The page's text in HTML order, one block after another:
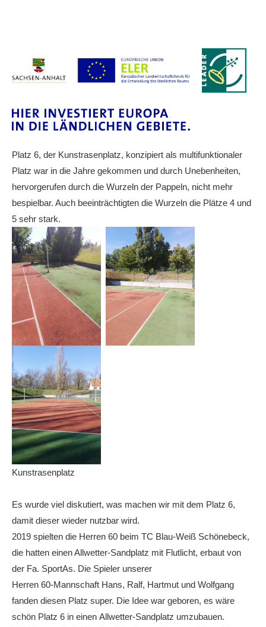
MANNSCHAFTEN
Punktspiele Wintersaison 2025/2026
TRAINING
Trainingszeiten
Trainer
Platz buchen
Kinder- und Jugendtraining
EVENTS & TURNIERE
Anhalt Open Senioren
4-Städte-Turnier
Unternehmer-Cup 2026
5. Kreismeisterschaften Anhalt Bitterfeld Kinder und
Jugend 2026
Vereinsturniere 2026
Platz 6, der Kunstrasenplatz, konzipiert als multifunktionaler
Platz war in die Jahre gekommen und durch Unebenheiten,
hervorgerufen durch die Wurzeln der Pappeln, nicht mehr
bespielbar. Auch beeinträchtigten die Wurzeln die Plätze 4 und
5 sehr stark.
Kunstrasenplatz
Es wurde viel diskutiert, was machen wir mit dem Platz 6,
damit dieser wieder nutzbar wird.
2019 spielten die Herren 60 beim TC Blau-Weiß Schönebeck,
die hatten einen Allwetter-Sandplatz mit Flutlicht, erbaut von
der Fa. SportAs. Die Spieler unserer
Herren 60-Mannschaft Hans, Ralf, Hartmut und Wolfgang
fanden diesen Platz super. Die Idee war geboren, es wäre
schön Platz 6 in einen Allwetter-Sandplatz umzubauen.